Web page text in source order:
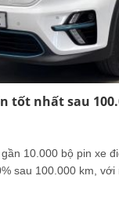
tốt nhất sau
10.000 bộ pin xe
sau 100.000 km,